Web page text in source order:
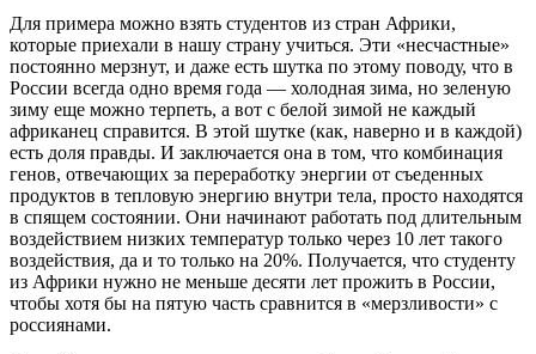
Для примера можно взять студентов из стран Африки,
которые приехали в нашу страну учиться. Эти «несчастные»
постоянно мерзнут, и даже есть шутка по этому поводу, что в
России всегда одно время года — холодная зима, но зеленую
зиму еще можно терпеть, а вот с белой зимой не каждый
африканец справится. В этой шутке (как, наверно и в каждой)
есть доля правды. И заключается она в том, что комбинация
генов, отвечающих за переработку энергии от съеденных
продуктов в тепловую энергию внутри тела, просто находятся
в спящем состоянии. Они начинают работать под длительным
воздействием низких температур только через 10 лет такого
воздействия, да и то только на 20%. Получается, что студенту
из Африки нужно не меньше десяти лет прожить в России,
чтобы хотя бы на пятую часть сравнится в «мерзливости» с
россиянами.